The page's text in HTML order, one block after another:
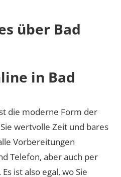
über Bad
in Bad
die moderne Form der
wertvolle Zeit und bares
Vorbereitungen
Telefon, aber auch per
ist also egal, wo Sie